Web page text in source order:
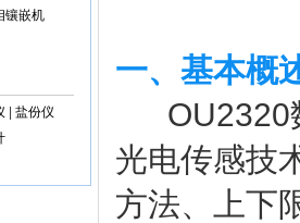
镶嵌机
盐份仪
一、基本概
OU2320
光电传感技
方法、上下